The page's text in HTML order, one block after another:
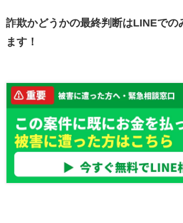
詐欺かどうかの最終判断はLINEでの
ます！